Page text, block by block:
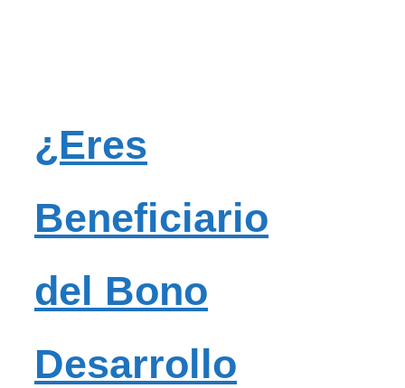
¿Eres
Beneficiario
del Bono
Desarrollo